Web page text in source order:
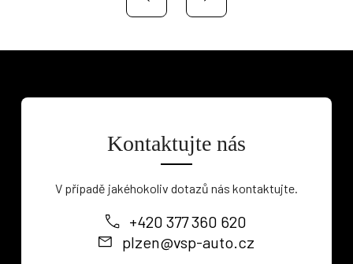
Kontaktujte nás
V případě jakéhokoliv dotazů nás kontaktujte.
+420 377 360 620
plzen@vsp-auto.cz